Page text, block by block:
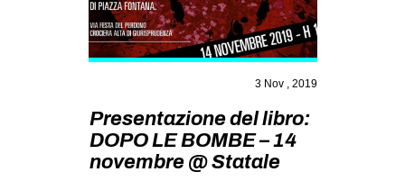
DEGENERAZIONE
GAZA FREESTYLE
CSOA LAMBRETTA
MSM
STUDENTI TSUNAMI
ZAM
3 Nov , 2019
Presentazione del libro:
DOPO LE BOMBE – 14
novembre @ Statale